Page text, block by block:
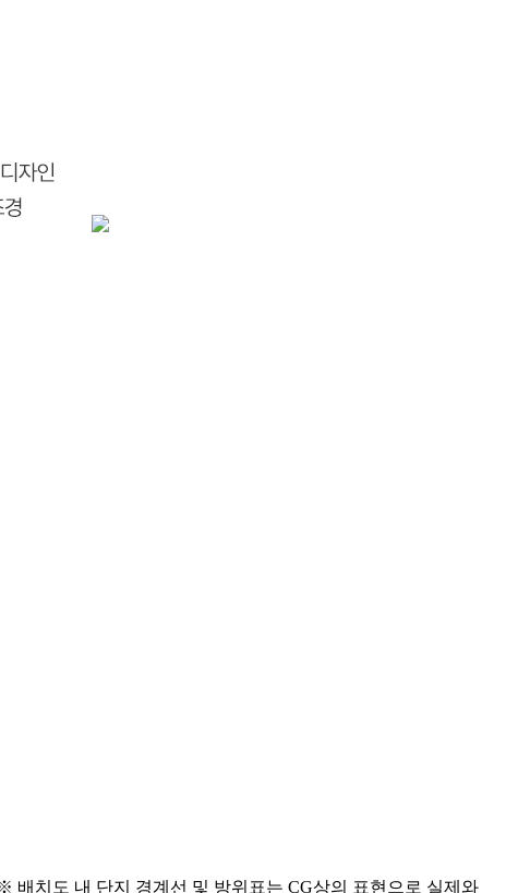
치도 내 단지 경계선 및 방위표는 CG상의 표현으로 실제와